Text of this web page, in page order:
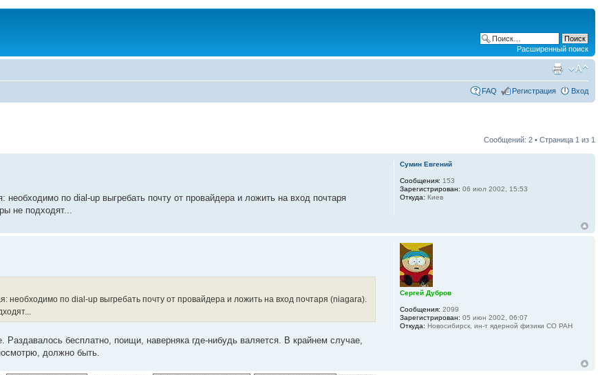
Расширенный поиск
FAQ Регистрация Вход
Сообщений: 2 • Страница 1 из 1
необходимо по dial-up выгребать почту от провайдера и ложить на вход почтаря
не подходят...
Сумин Евгений
Сообщения: 153
Зарегистрирован: 06 июл 2002, 15:53
Откуда: Киев
необходимо по dial-up выгребать почту от провайдера и ложить на вход почтаря (niagara).
бесплатно, поищи, наверняка где-нибудь валяется. В крайнем случае,
должно быть.
Сергей Дубров
Сообщения: 2099
Зарегистрирован: 05 июн 2002, 06:07
Откуда: Новосибирск, ин-т ядерной физики СО РАН